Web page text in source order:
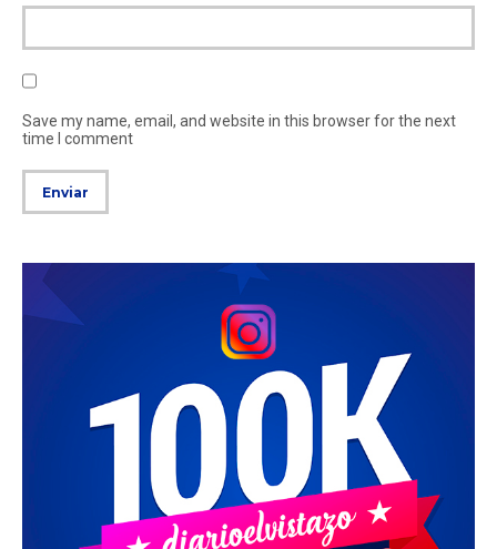
Save my name, email, and website in this browser for the next
time I comment